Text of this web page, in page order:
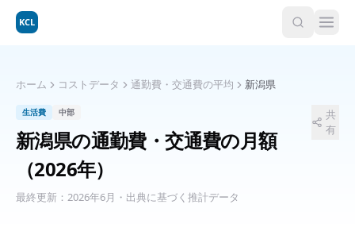
KCL
ホーム コストデータ 通勤費・交通費の平均 新潟県
生活費 中部
新潟県の通勤費・交通費の月額
（2026年）
最終更新： 2026年6月 ・出典に基づく推計データ
共
有